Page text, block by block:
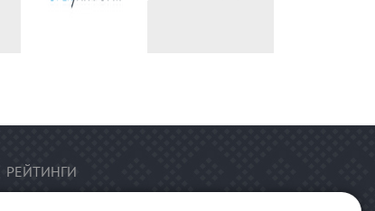
РЕЙТИНГИ